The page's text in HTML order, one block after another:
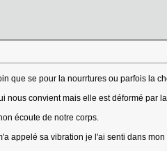
que se pour la nourrtures ou parfois la
convient mais elle est déformé par
écoute de notre corps.
appelé sa vibration je l'ai senti dans